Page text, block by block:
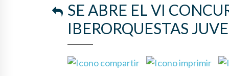
SE ABRE EL VI
IBERORQUESTAS